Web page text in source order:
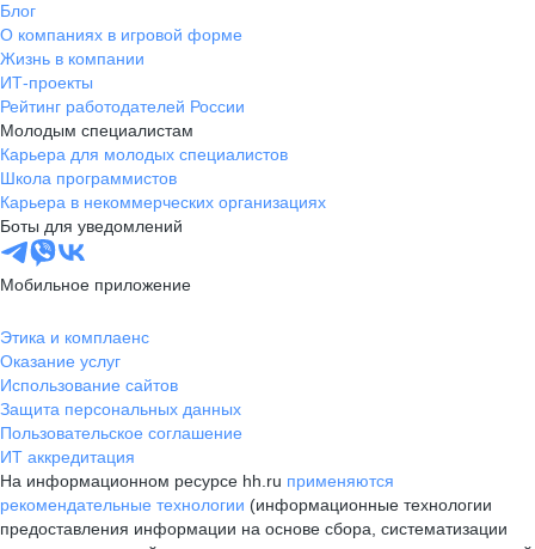
Блог
О компаниях в игровой форме
Жизнь в компании
ИТ-проекты
Рейтинг работодателей России
Молодым специалистам
Карьера для молодых специалистов
Школа программистов
Карьера в некоммерческих организациях
Боты для уведомлений
Мобильное приложение
Этика и комплаенс
Оказание услуг
Использование сайтов
Защита персональных данных
Пользовательское соглашение
ИТ аккредитация
На информационном ресурсе hh.ru применяются
рекомендательные технологии (информационные технологии
предоставления информации на основе сбора, систематизации